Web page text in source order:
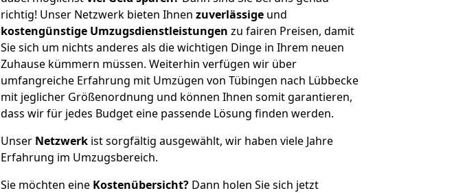
richtig! Unser Netzwerk bieten Ihnen zuverlässige und
kostengünstige Umzugsdienstleistungen zu fairen Preisen, damit
Sie sich um nichts anderes als die wichtigen Dinge in Ihrem neuen
Zuhause kümmern müssen. Weiterhin verfügen wir über
umfangreiche Erfahrung mit Umzügen von Tübingen nach Lübbecke
mit jeglicher Größenordnung und können Ihnen somit garantieren,
dass wir für jedes Budget eine passende Lösung finden werden.
Unser Netzwerk ist sorgfältig ausgewählt, wir haben viele Jahre
Erfahrung im Umzugsbereich.
Sie möchten eine Kostenübersicht? Dann holen Sie sich jetzt